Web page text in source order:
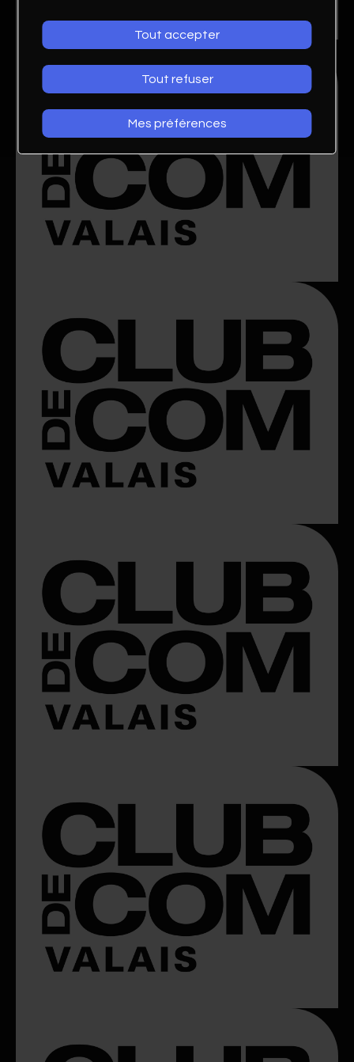
Tout accepter
Tout refuser
Mes préférences